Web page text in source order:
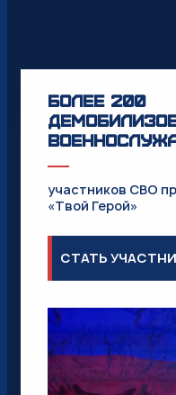
Более 200
участников СВО
«Твой Герой»
CТАТЬ